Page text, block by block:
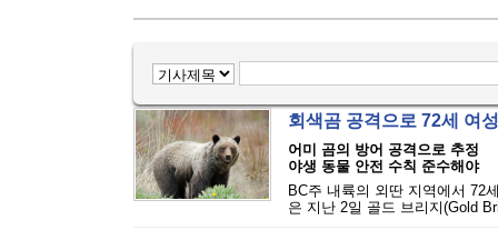
회색곰 공격으로 72세 여
어미 곰의 방어 공격으로 추정
야생 동물 안전 수칙 준수해야
BC주 내륙의 외딴 지역에서 72
은 지난 2일 골드 브리지(Gold